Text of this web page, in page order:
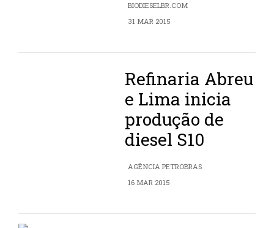
BIODIESELBR.COM
31 MAR 2015
Refinaria Abreu
e Lima inicia
produção de
diesel S10
AGÊNCIA PETROBRAS
16 MAR 2015